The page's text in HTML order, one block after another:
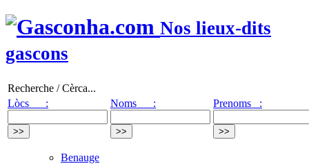
Nos lieux-dits
gascons
Recherche / Cèrca...
Lòcs :
Noms : Prenoms :
Benauge